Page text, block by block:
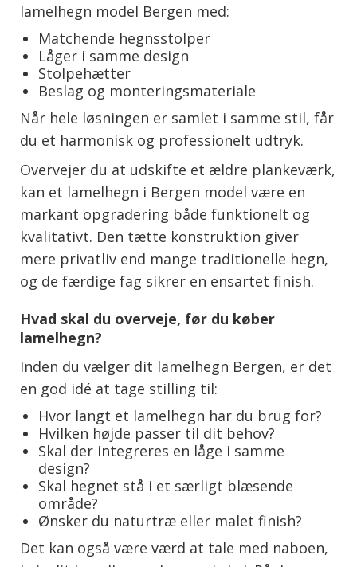
lamelhegn model Bergen med:
Matchende hegnsstolper
Låger i samme design
Stolpehætter
Beslag og monteringsmateriale
Når hele løsningen er samlet i samme stil, får
du et harmonisk og professionelt udtryk.
Overvejer du at udskifte et ældre plankeværk,
kan et lamelhegn i Bergen model være en
markant opgradering både funktionelt og
kvalitativt. Den tætte konstruktion giver
mere privatliv end mange traditionelle hegn,
og de færdige fag sikrer en ensartet finish.
Hvad skal du overveje, før du køber
lamelhegn?
Inden du vælger dit lamelhegn Bergen, er det
en god idé at tage stilling til:
Hvor langt et lamelhegn har du brug for?
Hvilken højde passer til dit behov?
Skal der integreres en låge i samme
design?
Skal hegnet stå i et særligt blæsende
område?
Ønsker du naturtræ eller malet finish?
Det kan også være værd at tale med naboen,